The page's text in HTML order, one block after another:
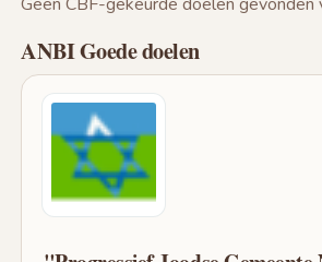
Geen CBF-gekeurde doelen gevonden
ANBI Goede doelen